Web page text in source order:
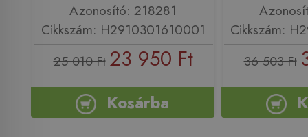
Azonosító: 218281
Cikkszám: H2910301610001
25 010 Ft 23 950 Ft
Kosárba
Cikkszám:
36 503 Ft